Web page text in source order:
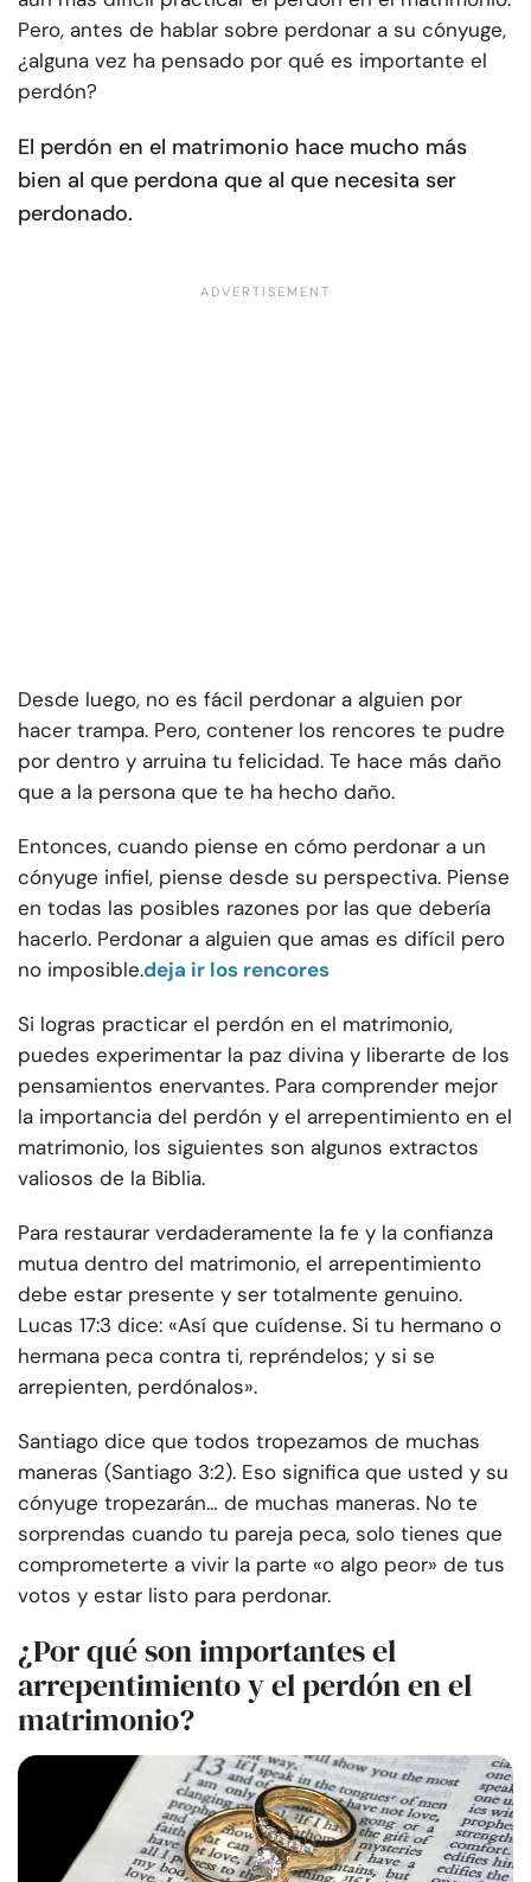
Pero, antes de hablar sobre perdonar a su cónyuge,
¿alguna vez ha pensado por qué es importante el
perdón?
El perdón en el matrimonio hace mucho más
bien al que perdona que al que necesita ser
perdonado.
Desde luego, no es fácil perdonar a alguien por
hacer trampa. Pero, contener los rencores te pudre
por dentro y arruina tu felicidad. Te hace más daño
que a la persona que te ha hecho daño.
Entonces, cuando piense en cómo perdonar a un
cónyuge infiel, piense desde su perspectiva. Piense
en todas las posibles razones por las que debería
hacerlo. Perdonar a alguien que amas es difícil pero
no imposible.deja ir los rencores
Si logras practicar el perdón en el matrimonio,
puedes experimentar la paz divina y liberarte de los
pensamientos enervantes. Para comprender mejor
la importancia del perdón y el arrepentimiento en el
matrimonio, los siguientes son algunos extractos
valiosos de la Biblia.
Para restaurar verdaderamente la fe y la confianza
mutua dentro del matrimonio, el arrepentimiento
debe estar presente y ser totalmente genuino.
Lucas 17:3 dice: «Así que cuídense. Si tu hermano o
hermana peca contra ti, repréndelos; y si se
arrepienten, perdónalos».
Santiago dice que todos tropezamos de muchas
maneras (Santiago 3:2). Eso significa que usted y su
cónyuge tropezarán… de muchas maneras. No te
sorprendas cuando tu pareja peca, solo tienes que
comprometerte a vivir la parte «o algo peor» de tus
votos y estar listo para perdonar.
¿Por qué son importantes el
arrepentimiento y el perdón en el
matrimonio?